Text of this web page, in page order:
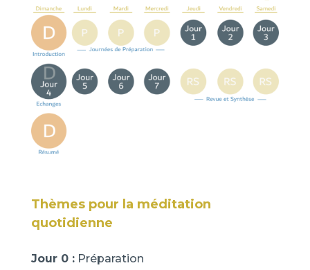
Thèmes pour la méditation
quotidienne
Jour 0 :Préparation